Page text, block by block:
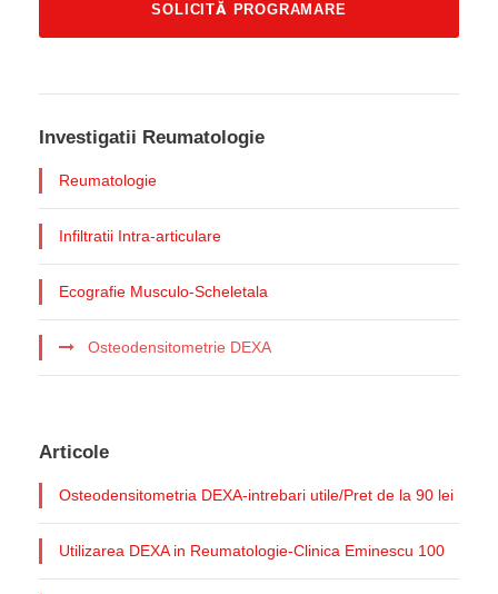
Investigatii Reumatologie
Reumatologie
Infiltratii Intra-articulare
Ecografie Musculo-Scheletala
Osteodensitometrie DEXA
Articole
Osteodensitometria DEXA-intrebari utile/Pret de la 90 lei
Utilizarea DEXA in Reumatologie-Clinica Eminescu 100